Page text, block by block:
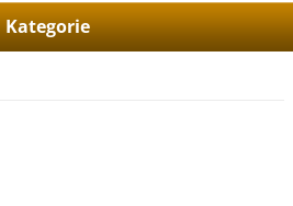
Kategorie